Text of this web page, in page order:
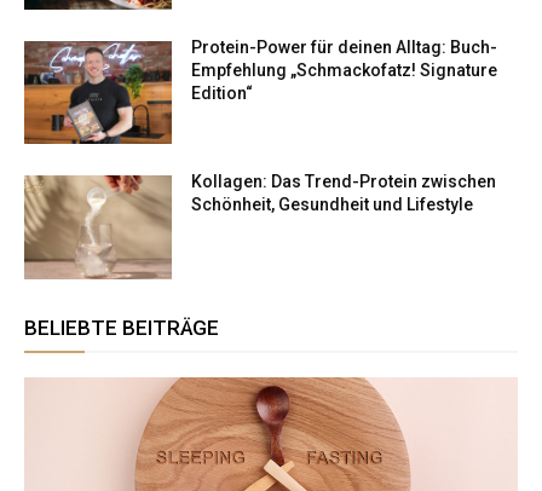
Protein-Power für deinen Alltag: Buch-
Empfehlung „Schmackofatz! Signature
Edition“
Kollagen: Das Trend-Protein zwischen
Schönheit, Gesundheit und Lifestyle
BELIEBTE BEITRÄGE